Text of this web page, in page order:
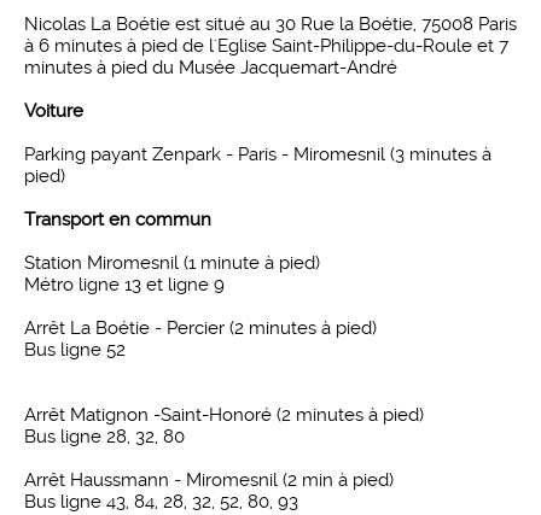
Nicolas La Boétie est situé au 30 Rue la Boétie, 75008 Paris
à 6 minutes à pied de l'Eglise Saint-Philippe-du-Roule et 7
minutes à pied du Musée Jacquemart-André
Voiture
Parking payant Zenpark - Paris - Miromesnil (3 minutes à
pied)
Transport en commun
Station Miromesnil (1 minute à pied)
Métro ligne 13 et ligne 9
Arrêt La Boétie - Percier (2 minutes à pied)
Bus ligne 52
Arrêt Matignon -Saint-Honoré (2 minutes à pied)
Bus ligne 28, 32, 80
Arrêt Haussmann - Miromesnil (2 min à pied)
Bus ligne 43, 84, 28, 32, 52, 80, 93